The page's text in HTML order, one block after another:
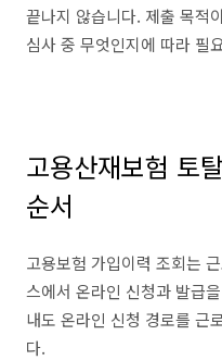
끝나지 않습니다. 제출 목적
심사 중 무엇인지에 따라 필
고용산재보험 토
순서
고용보험 가입이력 조회는
스에서 온라인 신청과 발급
내도 온라인 신청 경로를 근
다.